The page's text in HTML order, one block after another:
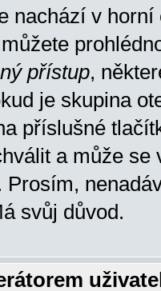
nachází v horní
přístup,
je skupina
příslušné
a může se
Prosím,
svůj důvod.